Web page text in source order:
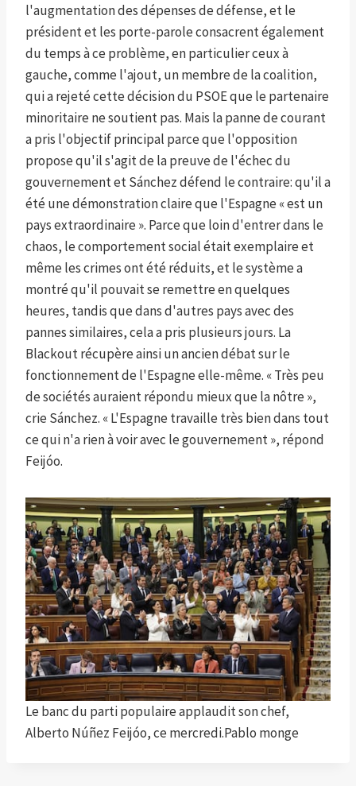
l'augmentation des dépenses de défense, et le
président et les porte-parole consacrent également
du temps à ce problème, en particulier ceux à
gauche, comme l'ajout, un membre de la coalition,
qui a rejeté cette décision du PSOE que le partenaire
minoritaire ne soutient pas. Mais la panne de courant
a pris l'objectif principal parce que l'opposition
propose qu'il s'agit de la preuve de l'échec du
gouvernement et Sánchez défend le contraire: qu'il a
été une démonstration claire que l'Espagne « est un
pays extraordinaire ». Parce que loin d'entrer dans le
chaos, le comportement social était exemplaire et
même les crimes ont été réduits, et le système a
montré qu'il pouvait se remettre en quelques
heures, tandis que dans d'autres pays avec des
pannes similaires, cela a pris plusieurs jours. La
Blackout récupère ainsi un ancien débat sur le
fonctionnement de l'Espagne elle-même. « Très peu
de sociétés auraient répondu mieux que la nôtre »,
crie Sánchez. « L'Espagne travaille très bien dans tout
ce qui n'a rien à voir avec le gouvernement », répond
Feijóo.
Le banc du parti populaire applaudit son chef,
Alberto Núñez Feijóo, ce mercredi.Pablo monge